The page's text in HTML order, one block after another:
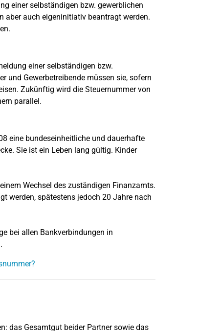
einer selbständigen bzw. gewerblichen
aber auch eigeninitiativ beantragt werden.
einer selbständigen bzw.
und Gewerbetreibende müssen sie, sofern
Zukünftig wird die Steuernummer von
parallel.
eine bundeseinheitliche und dauerhafte
Sie ist ein Leben lang gültig. Kinder
Wechsel des zuständigen Finanzamts.
werden, spätestens jedoch 20 Jahre nach
bei allen Bankverbindungen in
das Gesamtgut beider Partner sowie das